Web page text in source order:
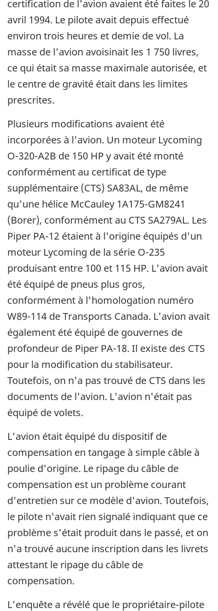
certification de l'avion avaient été faites le 20
avril 1994. Le pilote avait depuis effectué
environ trois heures et demie de vol. La
masse de l'avion avoisinait les 1 750 livres,
ce qui était sa masse maximale autorisée, et
le centre de gravité était dans les limites
prescrites.
Plusieurs modifications avaient été
incorporées à l'avion. Un moteur Lycoming
O-320-A2B de 150 HP y avait été monté
conformément au certificat de type
supplémentaire (CTS) SA83AL, de même
qu'une hélice McCauley 1A175-GM8241
(Borer), conformément au CTS SA279AL. Les
Piper PA-12 étaient à l'origine équipés d'un
moteur Lycoming de la série O-235
produisant entre 100 et 115 HP. L'avion avait
été équipé de pneus plus gros,
conformément à l'homologation numéro
W89-114 de Transports Canada. L'avion avait
également été équipé de gouvernes de
profondeur de Piper PA-18. Il existe des CTS
pour la modification du stabilisateur.
Toutefois, on n'a pas trouvé de CTS dans les
documents de l'avion. L'avion n'était pas
équipé de volets.
L'avion était équipé du dispositif de
compensation en tangage à simple câble à
poulie d'origine. Le ripage du câble de
compensation est un problème courant
d'entretien sur ce modèle d'avion. Toutefois,
le pilote n'avait rien signalé indiquant que ce
problème s'était produit dans le passé, et on
n'a trouvé aucune inscription dans les livrets
attestant le ripage du câble de
compensation.
L'enquête a révélé que le propriétaire-pilote